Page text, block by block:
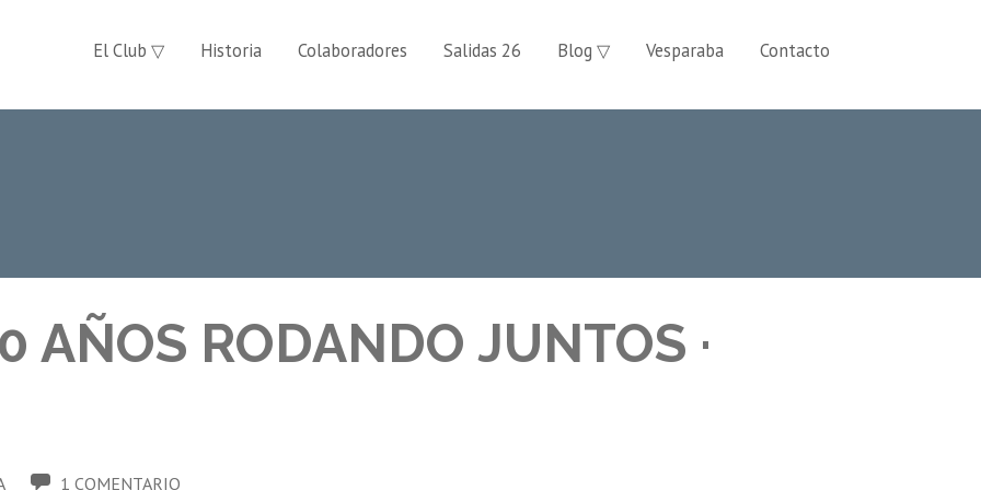
El Club ▽ Historia Colaboradores Salidas 26 Blog ▽ Vesparaba Contacto
AÑOS RODANDO JUNTOS ·
1 COMENTARIO